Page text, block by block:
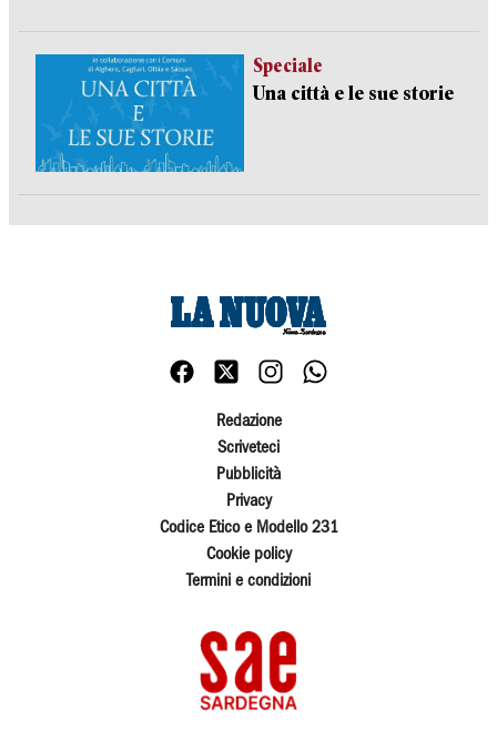
Speciale
Una città e le sue storie
Redazione
Scriveteci
Pubblicità
Privacy
Codice Etico e Modello 231
Cookie policy
Termini e condizioni